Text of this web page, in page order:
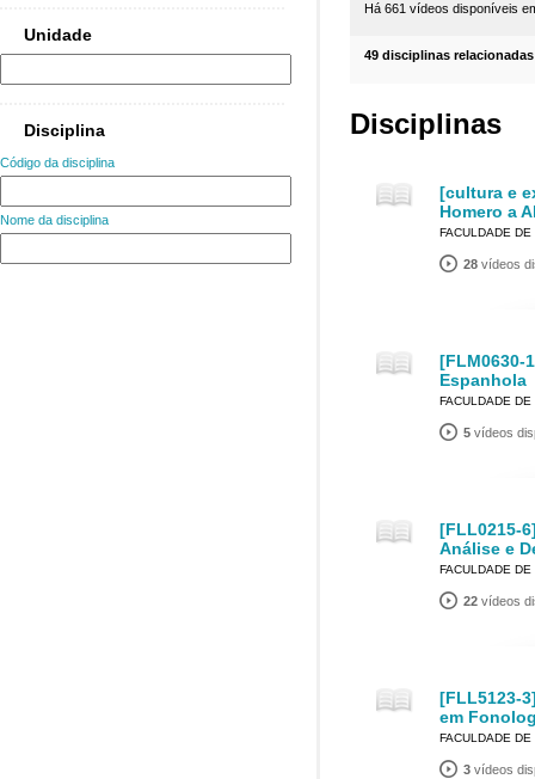
Unidade
Disciplina
Código da disciplina
Nome da disciplina
Há 661 vídeos disponíveis
49 disciplinas
Disciplinas
[cultura e
Homero a
FACULDADE
28 vídeos
[FLM0630-
Espanhola
FACULDADE
5 vídeos
[FLL0215-
Análise e
FACULDADE
22 vídeos
[FLL5123-
em
FACULDADE
3 vídeos